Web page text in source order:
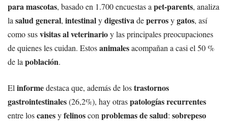
para mascotas, basado en 1.700 encuestas a pet-parents, analiza
la salud general, intestinalydigestivadeperrosygatos, así
como susvisitas al veterinarioy las principales preocupaciones
de quienes les cuidan. Estosanimalesacompañan a casi el 50 %
de la población.
El informedestaca que, además de lostrastornos
gastrointestinales(26,2%), hay otraspatologías recurrentes
entre loscanesyfelinoscon problemas de salud: sobrepeso